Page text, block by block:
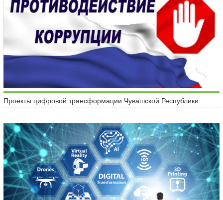
Проекты цифровой трансформации Чувашской Республики